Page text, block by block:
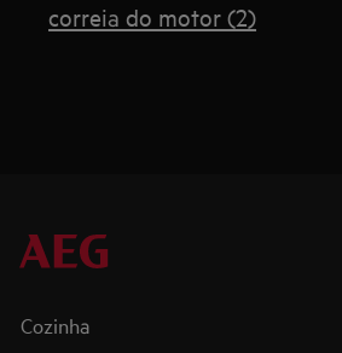
correia do motor (2)
Cozinha